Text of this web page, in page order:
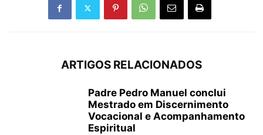
ARTIGOS RELACIONADOS
Padre Pedro Manuel conclui
Mestrado em Discernimento
Vocacional e Acompanhamento
Espiritual